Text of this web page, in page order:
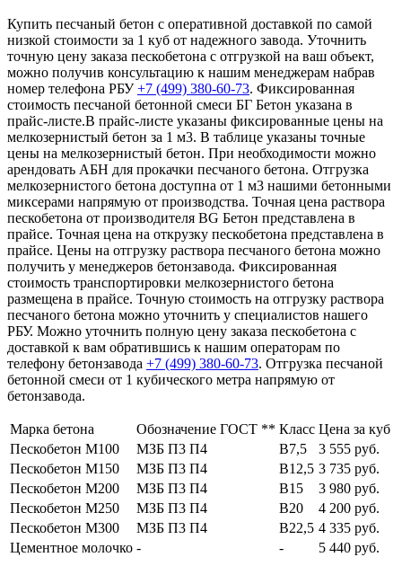
Купить песчаный бетон с оперативной доставкой по самой
низкой стоимости за 1 куб от надежного завода. Уточнить
точную цену заказа пескобетона с отгрузкой на ваш объект,
можно получив консультацию к нашим менеджерам набрав
номер телефона РБУ+7 (499) 380-60-73. Фиксированная
стоимость песчаной бетонной смеси БГ Бетон указана в
прайс-листе.В прайс-листе указаны фиксированные цены на
мелкозернистый бетон за 1 м3. В таблице указаны точные
цены на мелкозернистый бетон. При необходимости можно
арендовать АБН для прокачки песчаного бетона. Отгрузка
мелкозернистого бетона доступна от 1 м3 нашими бетонными
миксерами напрямую от производства. Точная цена раствора
пескобетона от производителя BG Бетон представлена в
прайсе. Точная цена на открузку пескобетона представлена в
прайсе. Цены на отгрузку раствора песчаного бетона можно
получить у менеджеров бетонзавода. Фиксированная
стоимость транспортировки мелкозернистого бетона
размещена в прайсе. Точную стоимость на отгрузку раствора
песчаного бетона можно уточнить у специалистов нашего
РБУ. Можно уточнить полную цену заказа пескобетона с
доставкой к вам обратившись к нашим операторам по
телефону бетонзавода +7 (499) 380-60-73. Отгрузка песчаной
бетонной смеси от 1 кубического метра напрямую от
бетонзавода.
Марка бетона Обозначение ГОСТ ** Класс Цена за куб
Пескобетон М100
МЗБ П3 П4 В7,5
3 555 руб.
Пескобетон М150
МЗБ П3 П4 В12,5 3 735 руб.
Пескобетон М200
МЗБ П3 П4 В15
3 980 руб.
Пескобетон М250
МЗБ П3 П4 В20
4 200 руб.
Пескобетон М300
МЗБ П3 П4 В22,5 4 335 руб.
Цементное молочко - - 5 440 руб.